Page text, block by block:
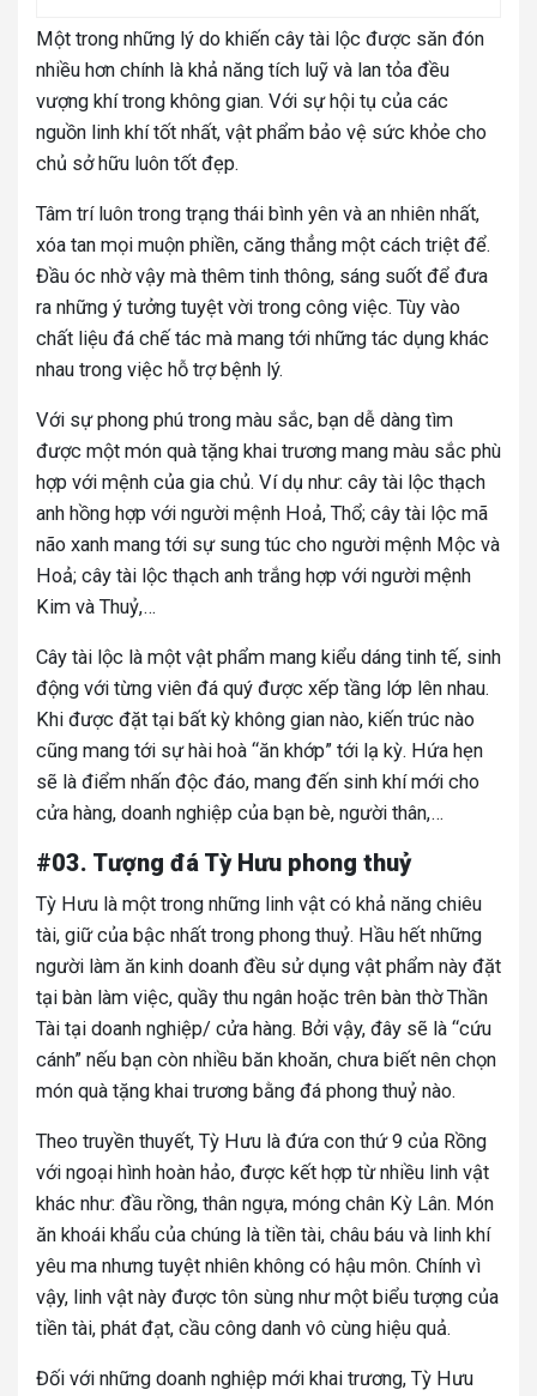
Một trong những lý do khiến cây tài lộc được săn đón
nhiều hơn chính là khả năng tích luỹ và lan tỏa đều
vượng khí trong không gian. Với sự hội tụ của các
nguồn linh khí tốt nhất, vật phẩm bảo vệ sức khỏe cho
chủ sở hữu luôn tốt đẹp.
Tâm trí luôn trong trạng thái bình yên và an nhiên nhất,
xóa tan mọi muộn phiền, căng thẳng một cách triệt để.
Đầu óc nhờ vậy mà thêm tinh thông, sáng suốt để đưa
ra những ý tưởng tuyệt vời trong công việc. Tùy vào
chất liệu đá chế tác mà mang tới những tác dụng khác
nhau trong việc hỗ trợ bệnh lý.
Với sự phong phú trong màu sắc, bạn dễ dàng tìm
được một món quà tặng khai trương mang màu sắc phù
hợp với mệnh của gia chủ. Ví dụ như: cây tài lộc thạch
anh hồng hợp với người mệnh Hoả, Thổ; cây tài lộc mã
não xanh mang tới sự sung túc cho người mệnh Mộc và
Hoả; cây tài lộc thạch anh trắng hợp với người mệnh
Kim và Thuỷ,…
Cây tài lộc là một vật phẩm mang kiểu dáng tinh tế, sinh
động với từng viên đá quý được xếp tầng lớp lên nhau.
Khi được đặt tại bất kỳ không gian nào, kiến trúc nào
cũng mang tới sự hài hoà “ăn khớp” tới lạ kỳ. Hứa hẹn
sẽ là điểm nhấn độc đáo, mang đến sinh khí mới cho
cửa hàng, doanh nghiệp của bạn bè, người thân,…
#03. Tượng đá Tỳ Hưu phong thuỷ
Tỳ Hưu là một trong những linh vật có khả năng chiêu
tài, giữ của bậc nhất trong phong thuỷ. Hầu hết những
người làm ăn kinh doanh đều sử dụng vật phẩm này đặt
tại bàn làm việc, quầy thu ngân hoặc trên bàn thờ Thần
Tài tại doanh nghiệp/ cửa hàng. Bởi vậy, đây sẽ là “cứu
cánh” nếu bạn còn nhiều băn khoăn, chưa biết nên chọn
món quà tặng khai trương bằng đá phong thuỷ nào.
Theo truyền thuyết, Tỳ Hưu là đứa con thứ 9 của Rồng
với ngoại hình hoàn hảo, được kết hợp từ nhiều linh vật
khác như: đầu rồng, thân ngựa, móng chân Kỳ Lân. Món
ăn khoái khẩu của chúng là tiền tài, châu báu và linh khí
yêu ma nhưng tuyệt nhiên không có hậu môn. Chính vì
vậy, linh vật này được tôn sùng như một biểu tượng của
tiền tài, phát đạt, cầu công danh vô cùng hiệu quả.
Đối với những doanh nghiệp mới khai trương, Tỳ Hưu